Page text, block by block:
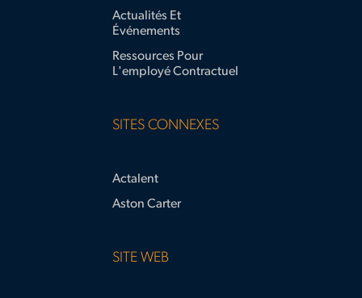
Actualités Et
Événements
Ressources Pour
L'employé Contractuel
SITES CONNEXES
Actalent
Aston Carter
SITE WEB